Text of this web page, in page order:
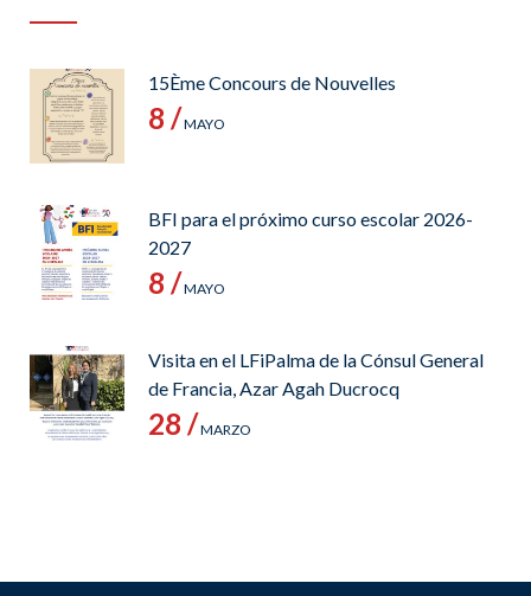
15Ème Concours de Nouvelles
8 /MAYO
BFI para el próximo curso escolar 2026-
2027
8 /MAYO
Visita en el LFiPalma de la Cónsul General
de Francia, Azar Agah Ducrocq
28 /MARZO